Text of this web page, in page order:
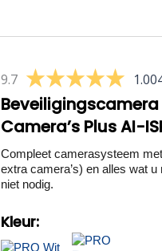
9.7
Camera’s Plus AI-
Compleet camerasysteem
extra camera’s) en alles wat
niet nodig.
Kleur: